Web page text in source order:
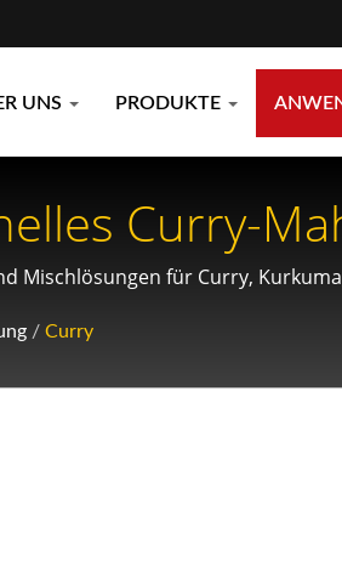
UNS PRODUKTE
Curry-
Mischlösungen für Curry,
/ Curry